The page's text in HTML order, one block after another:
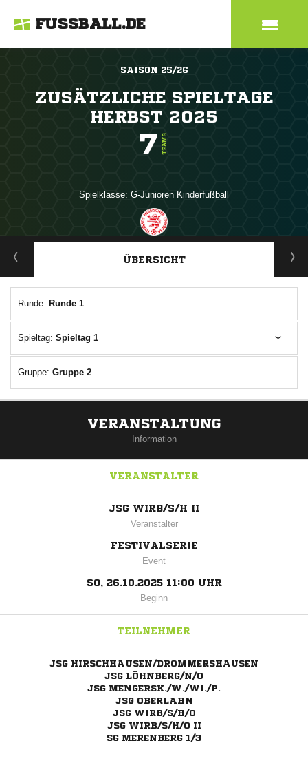
FUSSBALL.DE
SAISON 25/26
ZUSÄTZLICHE SPIELTAGE
HERBST 2025
7 TEAMS
Spielklasse: G-Junioren Kinderfußball
ANZEIGE
ÜBERSICHT
Runde: Runde 1
Spieltag: Spieltag 1
Gruppe: Gruppe 2
VERANSTALTUNG
Information
VERANSTALTER
JSG WIRB/S/H II
Veranstalter
FESTIVALSERIE
Event
SO, 26.10.2025 11:00 UHR
Beginn
TEILNEHMER
JSG HIRSCHHAUSEN/DROMMERSHAUSEN
JSG LÖHNBERG/N/O
JSG MENGERSK./W./WI./P.
JSG OBERLAHN
JSG WIRB/S/H/O
JSG WIRB/S/H/O II
SG MERENBERG 1/3